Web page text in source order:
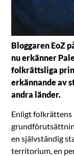
Bloggaren EoZ
nu erkänner
folkrättsliga
erkännande av
andra länder.
Enligt folkrättens
en självständig
territorium, en